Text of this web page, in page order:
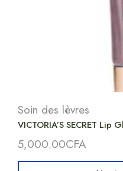
Soin des lèvres
VICTORIA’S SECRET Lip
5,000.00CFA